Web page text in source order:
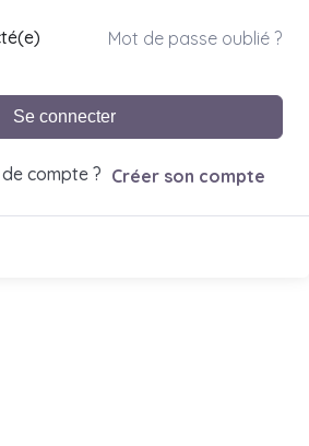
Mot de passe oublié ?
Se connecter
compte ? Créer son compte